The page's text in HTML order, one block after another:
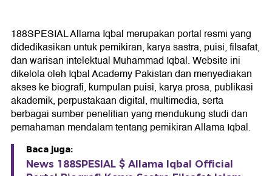
188SPESIAL Allama Iqbal merupakan portal resmi yang
didedikasikan untuk pemikiran, karya sastra, puisi, filsafat,
dan warisan intelektual Muhammad Iqbal. Website ini
dikelola oleh Iqbal Academy Pakistan dan menyediakan
akses ke biografi, kumpulan puisi, karya prosa, publikasi
akademik, perpustakaan digital, multimedia, serta
berbagai sumber penelitian yang mendukung studi dan
pemahaman mendalam tentang pemikiran Allama Iqbal.
Baca juga:
News 188SPESIAL $ Allama Iqbal Official